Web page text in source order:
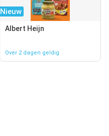
Nieuw
Albert Heijn
Over 2 dagen geldig